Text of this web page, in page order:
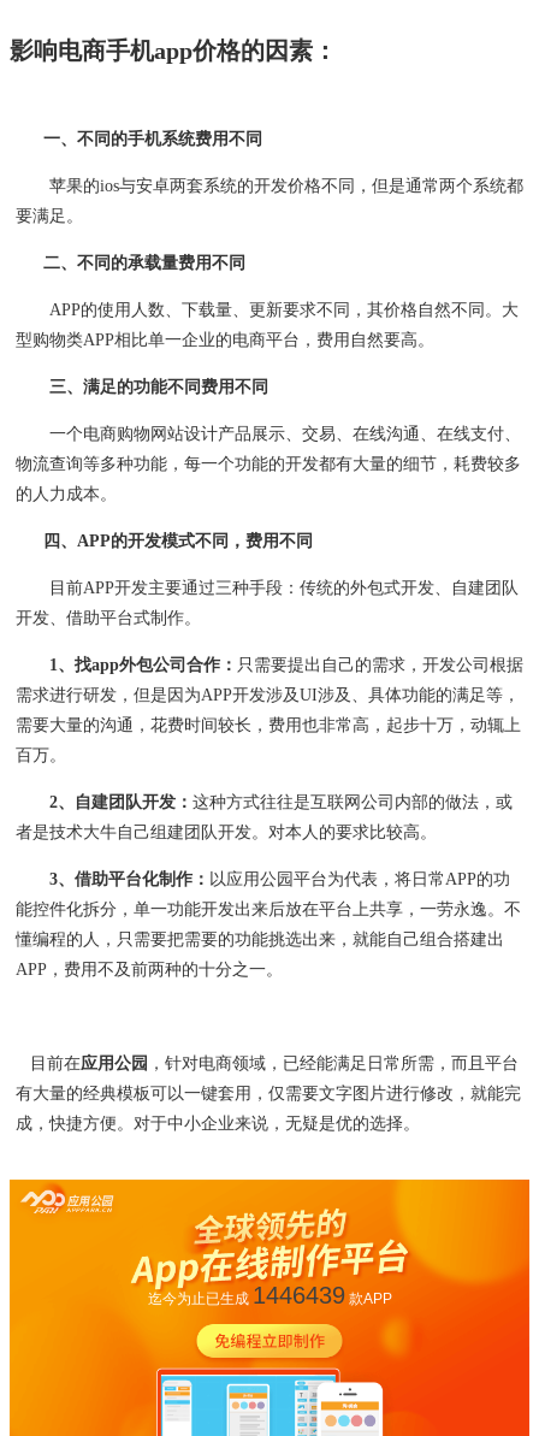
影响电商手机app价格的因素：
一、 不同的手机系统费用不同
苹果的ios与安卓两套系统的开发价格不同，但是通常两个系统都
要满足。
二、不同的承载量费用不同
APP的使用人数、下载量、更新要求不同，其价格自然不同。大
型购物类APP相比单一企业的电商平台，费用自然要高。
三、满足的功能不同费用不同
一个电商购物网站设计产品展示、交易、在线沟通、在线支付、
物流查询等多种功能，每一个功能的开发都有大量的细节，耗费较多
的人力成本。
四、APP的开发模式不同，费用不同
目前APP开发主要通过三种手段：传统的外包式开发、自建团队
开发、借助平台式制作。
1、 找app外包公司合作： 只需要提出自己的需求，开发公司根据
需求进行研发，但是因为APP开发涉及UI涉及、具体功能的满足等，
需要大量的沟通，花费时间较长，费用也非常高，起步十万，动辄上
百万。
2、 自建团队开发： 这种方式往往是互联网公司内部的做法，或
者是技术大牛自己组建团队开发。对本人的要求比较高。
3、 借助平台化制作： 以应用公园平台为代表，将日常APP的功
能控件化拆分，单一功能开发出来后放在平台上共享，一劳永逸。不
懂编程的人，只需要把需要的功能挑选出来，就能自己组合搭建出
APP，费用不及前两种的十分之一。
目前在应用公园 ，针对电商领域，已经能满足日常所需，而且平台
有大量的经典模板可以一键套用，仅需要文字图片进行修改，就能完
成，快捷方便。对于中小企业来说，无疑是优的选择。
迄今为止已生成 1446439款APP